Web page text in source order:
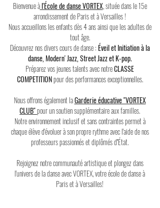
Bienvenue àl'École de danse VORTEX, située dans le 15e
arrondissement de Paris et à Versailles !
Nous accueillons les enfants dès 4 ans ainsi que les adultes de
tout âge.
Découvrez nos divers cours de danse :Éveil et Initiation à la
danse, Modern' Jazz, Street Jazz et K-pop.
Préparez vos jeunes talents avec notreCLASSE
COMPETITIONpour des performances exceptionnelles.
Nous offrons également laGarderie éducative "VORTEX
CLUB"pour un soutien supplémentaire aux familles.
Notre environnement inclusif et sans contraintes permet à
chaque élève d'évoluer à son propre rythme avec l'aide de nos
professeurs passionnés et diplômés d''État.
Rejoignez notre communauté artistique et plongez dans
l'univers de la danse avec VORTEX, votre école de danse à
Paris et à Versailles!